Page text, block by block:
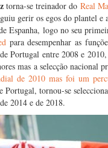
torna-se treinador do Real
gerir os egos do plantel e
Espanha, logo no seu
para desempenhar as
Portugal entre 2008 e
mas a selecção nacional
de 2010 mas foi um
Portugal, tornou-se
2014 e de 2018.